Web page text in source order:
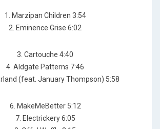
1. Marzipan Children 3:54
2. Eminence Grise 6:02
3. Cartouche 4:40
4. Aldgate Patterns 7:46
(feat. January Thompson) 5:58
6. MakeMeBetter 5:12
7. Electrickery 6:05